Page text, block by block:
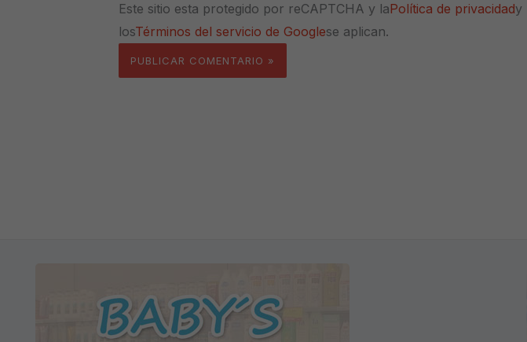
Este sitio esta protegido por reCAPTCHA y laPolítica de privacidady
losTérminos del servicio de Googlese aplican.